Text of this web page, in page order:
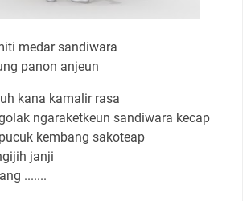
medar sandiwara
panon anjeun
kana kamalir rasa
ngaraketkeun sandiwara kecap
kembang sakoteap
janji
.......